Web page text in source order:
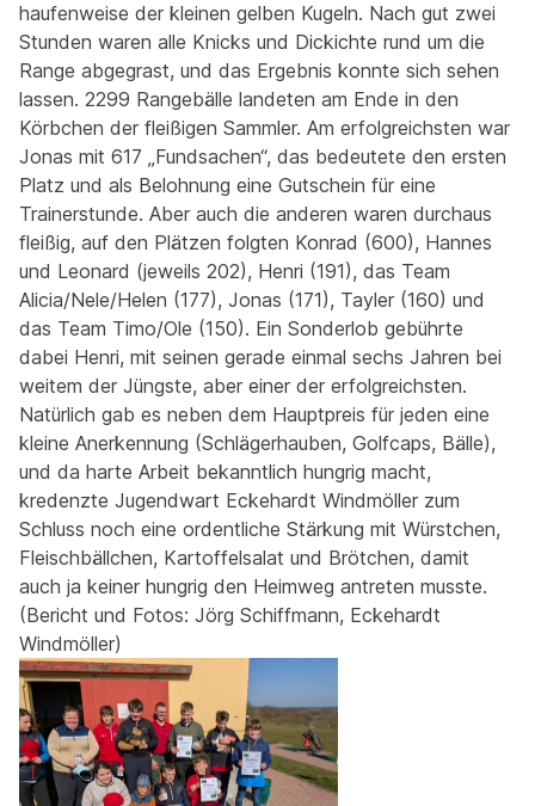
haufenweise der kleinen gelben Kugeln. Nach gut zwei
Stunden waren alle Knicks und Dickichte rund um die
Range abgegrast, und das Ergebnis konnte sich sehen
lassen. 2299 Rangebälle landeten am Ende in den
Körbchen der fleißigen Sammler. Am erfolgreichsten war
Jonas mit 617 „Fundsachen“, das bedeutete den ersten
Platz und als Belohnung eine Gutschein für eine
Trainerstunde. Aber auch die anderen waren durchaus
fleißig, auf den Plätzen folgten Konrad (600), Hannes
und Leonard (jeweils 202), Henri (191), das Team
Alicia/Nele/Helen (177), Jonas (171), Tayler (160) und
das Team Timo/Ole (150). Ein Sonderlob gebührte
dabei Henri, mit seinen gerade einmal sechs Jahren bei
weitem der Jüngste, aber einer der erfolgreichsten.
Natürlich gab es neben dem Hauptpreis für jeden eine
kleine Anerkennung (Schlägerhauben, Golfcaps, Bälle),
und da harte Arbeit bekanntlich hungrig macht,
kredenzte Jugendwart Eckehardt Windmöller zum
Schluss noch eine ordentliche Stärkung mit Würstchen,
Fleischbällchen, Kartoffelsalat und Brötchen, damit
auch ja keiner hungrig den Heimweg antreten musste.
(Bericht und Fotos: Jörg Schiffmann, Eckehardt
Windmöller)